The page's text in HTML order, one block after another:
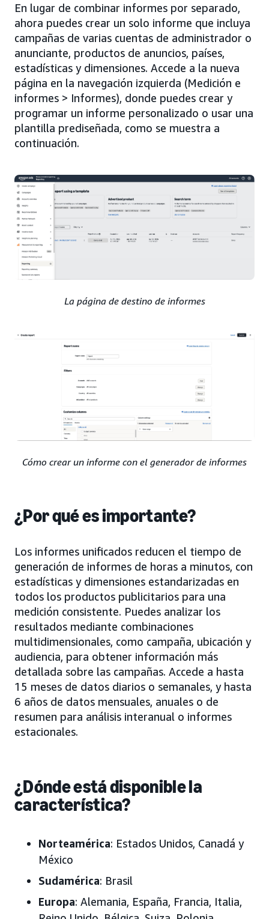
En lugar de combinar informes por separado,
ahora puedes crear un solo informe que incluya
campañas de varias cuentas de administrador o
anunciante, productos de anuncios, países,
estadísticas y dimensiones. Accede a la nueva
página en la navegación izquierda (Medición e
informes > Informes), donde puedes crear y
programar un informe personalizado o usar una
plantilla prediseñada, como se muestra a
continuación.
La página de destino de informes
Cómo crear un informe con el generador de informes
¿Por qué es importante?
Los informes unificados reducen el tiempo de
generación de informes de horas a minutos, con
estadísticas y dimensiones estandarizadas en
todos los productos publicitarios para una
medición consistente. Puedes analizar los
resultados mediante combinaciones
multidimensionales, como campaña, ubicación y
audiencia, para obtener información más
detallada sobre las campañas. Accede a hasta
15 meses de datos diarios o semanales, y hasta
6 años de datos mensuales, anuales o de
resumen para análisis interanual o informes
estacionales.
¿Dónde está disponible la
característica?
Norteamérica: Estados Unidos, Canadá y
México
Sudamérica: Brasil
Europa: Alemania, España, Francia, Italia,